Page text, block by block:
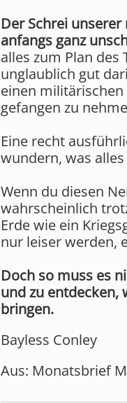
Der Schrei
anfangs ganz
alles zum Plan
unglaublich gut
einen militärischen
gefangen zu
Eine recht
wundern, was
Wenn du diesen
wahrscheinlich
Erde wie ein
nur leiser werden,
Doch so muss es
und zu entdecken,
bringen.
Bayless Conley
Aus: Monatsbrief